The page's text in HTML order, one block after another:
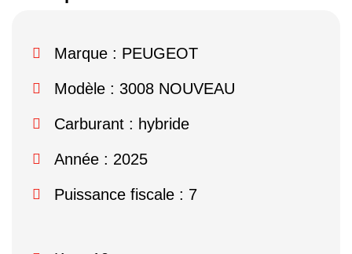
Marque : PEUGEOT
Modèle : 3008 NOUVEAU
Carburant : hybride
Année : 2025
Puissance fiscale : 7